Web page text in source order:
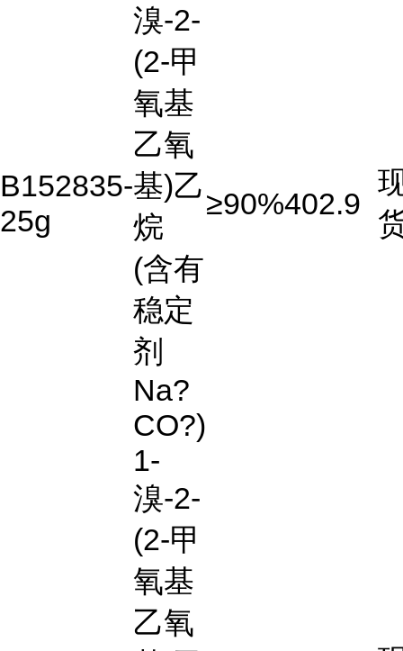
B152835-
25g
溴-2-
(2-甲
氧基
乙氧
基)乙
烷
(含有
稳定
剂
Na?
CO?)
≥90%402.9
1-
溴-2-
(2-甲
氧基
乙氧